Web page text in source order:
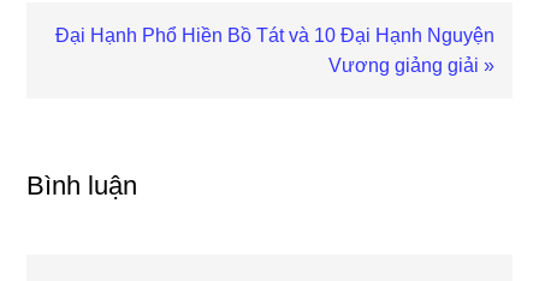
Bài
Đại Hạnh Phổ Hiền Bồ Tát và 10 Đại Hạnh Nguyện
Vương giảng giải »
Interactions
Bình luận